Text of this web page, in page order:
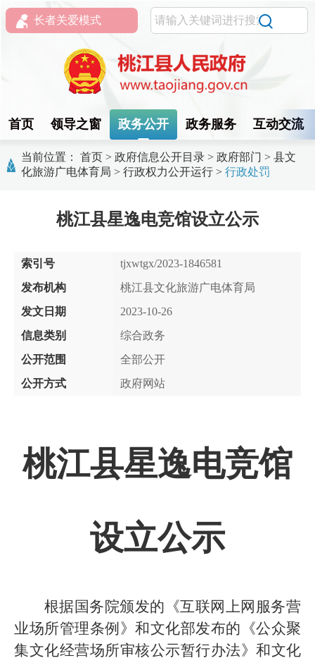
长者关爱模式
首页 领导之窗 政务公开 政务服务 互动交流
当前位置： 首页 > 政府信息公开目录 > 政府部门 > 县文
化旅游广电体育局 > 行政权力公开运行 > 行政处罚
桃江县星逸电竞馆设立公示
索引号
tjxwtgx/2023-1846581
发布机构
桃江县文化旅游广电体育局
发文日期
2023-10-26
信息类别
综合政务
公开范围
全部公开
公开方式
政府网站
桃江县星逸电竞馆
设立公示
根据国务院颁发的《互联网上网服务营
业场所管理条例》和文化部发布的《公众聚
集文化经营场所审核公示暂行办法》和文化